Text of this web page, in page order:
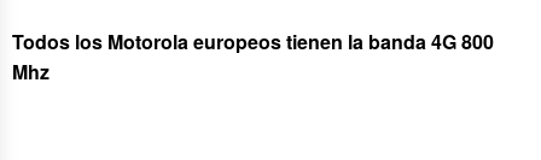
Todos los Motorola europeos tienen la banda 4G 800
Mhz